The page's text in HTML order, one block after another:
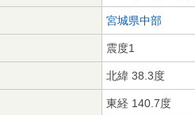
宮城県中部
震度1
北緯 38.3度
東経 140.7度